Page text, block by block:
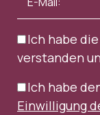
Ich habe die
verstanden
Ich habe
Einwilligung